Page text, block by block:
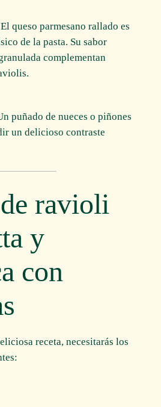
queso parmesano rallado es
de la pasta. Su sabor
complementan
puñado de nueces o piñones
un delicioso contraste
ravioli
y
con
receta, necesitarás los